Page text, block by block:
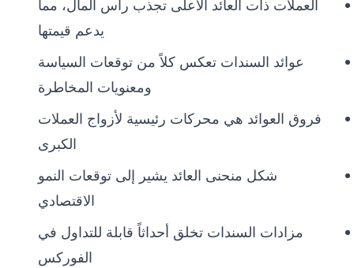
العملات ذات العائد الأعلى تجذب رأس المال، مما
يدعم قيمتها
عوائد السندات تعكس كلاً من توقعات السياسة
ومعنويات المخاطرة
فروق العوائد هي محركات رئيسية لأزواج العملات
الكبرى
شكل منحنى العائد يشير إلى توقعات النمو
الاقتصادي
مزادات السندات تخلق أحداثاً قابلة للتداول في
الفوركس